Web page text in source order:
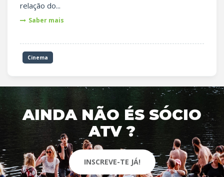
relação do...
Saber mais
Cinema
AINDA NÃO ÉS SÓCIO
ATV ?
INSCREVE-TE JÁ!